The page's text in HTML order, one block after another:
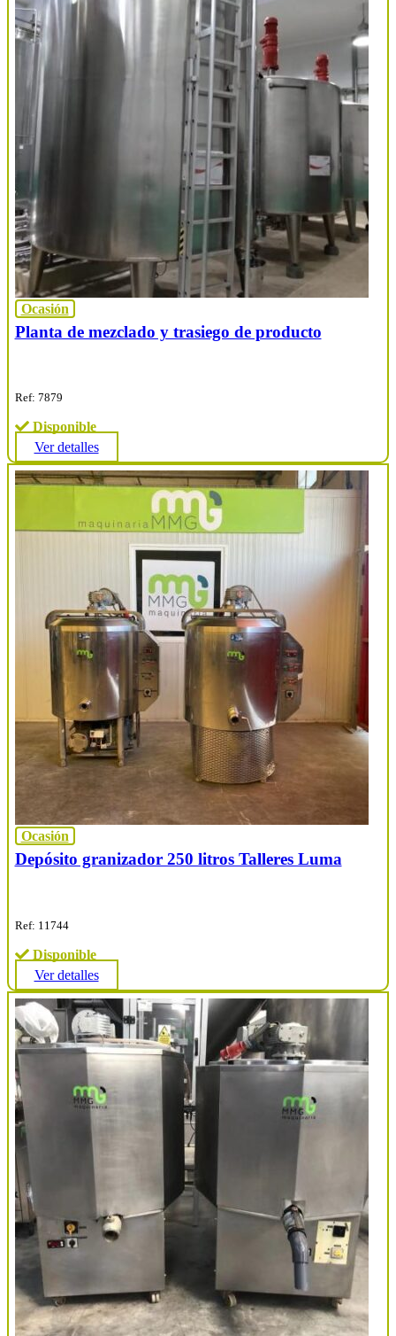
Ocasión
Planta de mezclado y trasiego de producto
Ref: 7879
Disponible
Ver detalles
Ocasión
Depósito granizador 250 litros Talleres Luma
Ref: 11744
Disponible
Ver detalles